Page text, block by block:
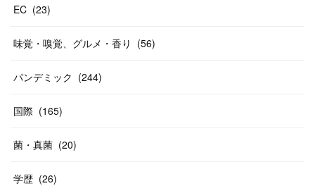
EC (23)
味覚・嗅覚、グルメ・香り (56)
パンデミック (244)
国際 (165)
菌・真菌 (20)
学歴 (26)